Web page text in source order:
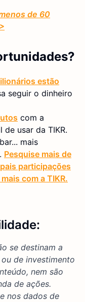
de 60
estão
seguir o dinheiro
com a
usar da TIKR.
mais
Pesquise mais de
participações
com a TIKR.
se destinam a
de investimento
nem são
de ações.
nos dados de